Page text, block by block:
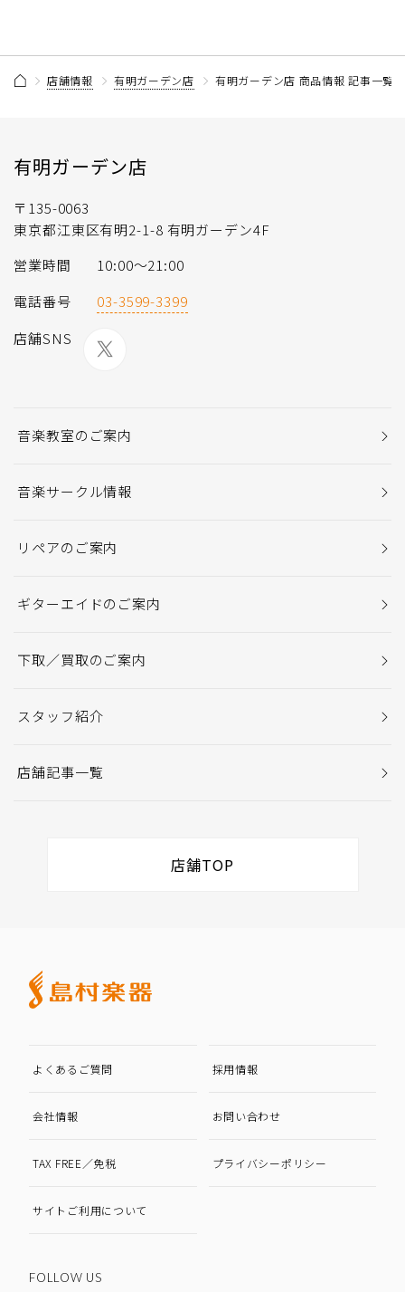
店舗情報 有明ガーデン店 有明ガーデン店 商品情報 記事一覧
有明ガーデン店
〒135-0063
東京都江東区有明2-1-8 有明ガーデン4F
営業時間
10:00～21:00
電話番号
03-3599-3399
店舗SNS
音楽教室のご案内
音楽サークル情報
リペアのご案内
ギターエイドのご案内
下取／買取のご案内
スタッフ紹介
店舗記事一覧
店舗TOP
よくあるご質問 採用情報
会社情報 お問い合わせ
TAX FREE／免税 プライバシーポリシー
サイトご利用について
FOLLOW US